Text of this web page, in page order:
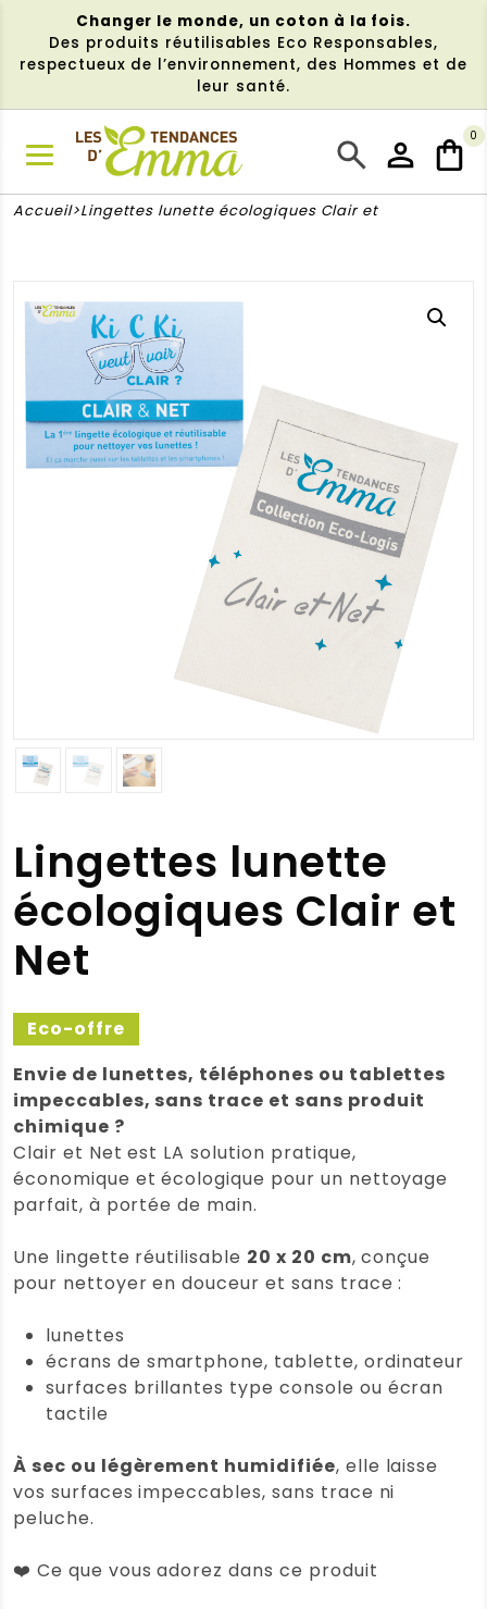
contenu
Changer le monde, un coton à la fois.
Des produits réutilisables Eco Responsables,
respectueux de l’environnement, des Hommes et de
leur santé.
0
Accueil Lingettes lunette écologiques Clair et
Lingettes lunette
écologiques Clair et
Net
Eco-offre
Envie de lunettes, téléphones ou tablettes
impeccables, sans trace et sans produit
chimique ?
Clair et Net est LA solution pratique,
économique et écologique pour un nettoyage
parfait, à portée de main.
Une lingette réutilisable 20 x 20 cm, conçue
pour nettoyer en douceur et sans trace :
lunettes
écrans de smartphone, tablette, ordinateur
surfaces brillantes type console ou écran
tactile
À sec ou légèrement humidifiée, elle laisse
vos surfaces impeccables, sans trace ni
peluche.
❤️ Ce que vous adorez dans ce produit